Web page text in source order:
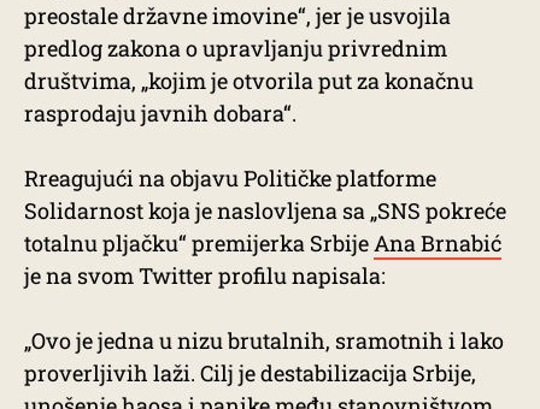
preostale državne imovine“, jer je usvojila
predlog zakona o upravljanju privrednim
društvima, „kojim je otvorila put za konačnu
rasprodaju javnih dobara“.
Rreagujući na objavu Političke platforme
Solidarnost koja je naslovljena sa „SNS pokreće
totalnu pljačku“ premijerka SrbijeAna Brnabić
je na svom Twitter profilu napisala:
„Ovo je jedna u nizu brutalnih, sramotnih i lako
proverljivih laži. Cilj je destabilizacija Srbije,